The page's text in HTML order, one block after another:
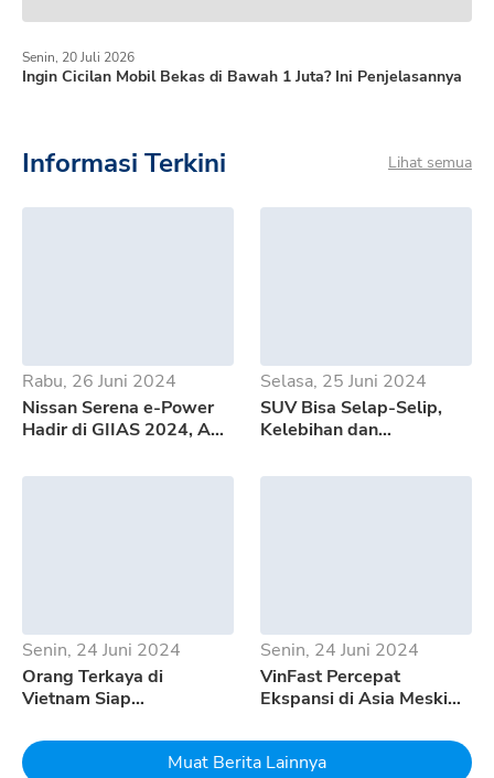
Ingin Cicilan Mobil Bekas di Bawah 1 Juta? Ini Penjelasannya
Senin, 20 Juli 2026
Informasi Terkini Lihat semua
Rabu, 26 Juni 2024
Nissan Serena e-Power
Hadir di GIIAS 2024, Apa
Selasa, 25 Juni 2024
SUV Bisa Selap-Selip,
Kelebihan dan
500
Senin, 24 Juni 2024
Orang Terkaya di
Vietnam Siap
Uangnya Untuk EV
Dream
Senin, 24 Juni 2024
VinFast Percepat
Ekspansi di Asia Meski
Melambat
Muat Berita Lainnya